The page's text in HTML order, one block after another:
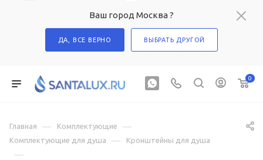
Ваш город Москва ?
ДА, ВСЕ ВЕРНО ВЫБРАТЬ ДРУГОЙ
0
Главная — Комплектующие —
Комплектующие для душа — Кронштейны для душа
—